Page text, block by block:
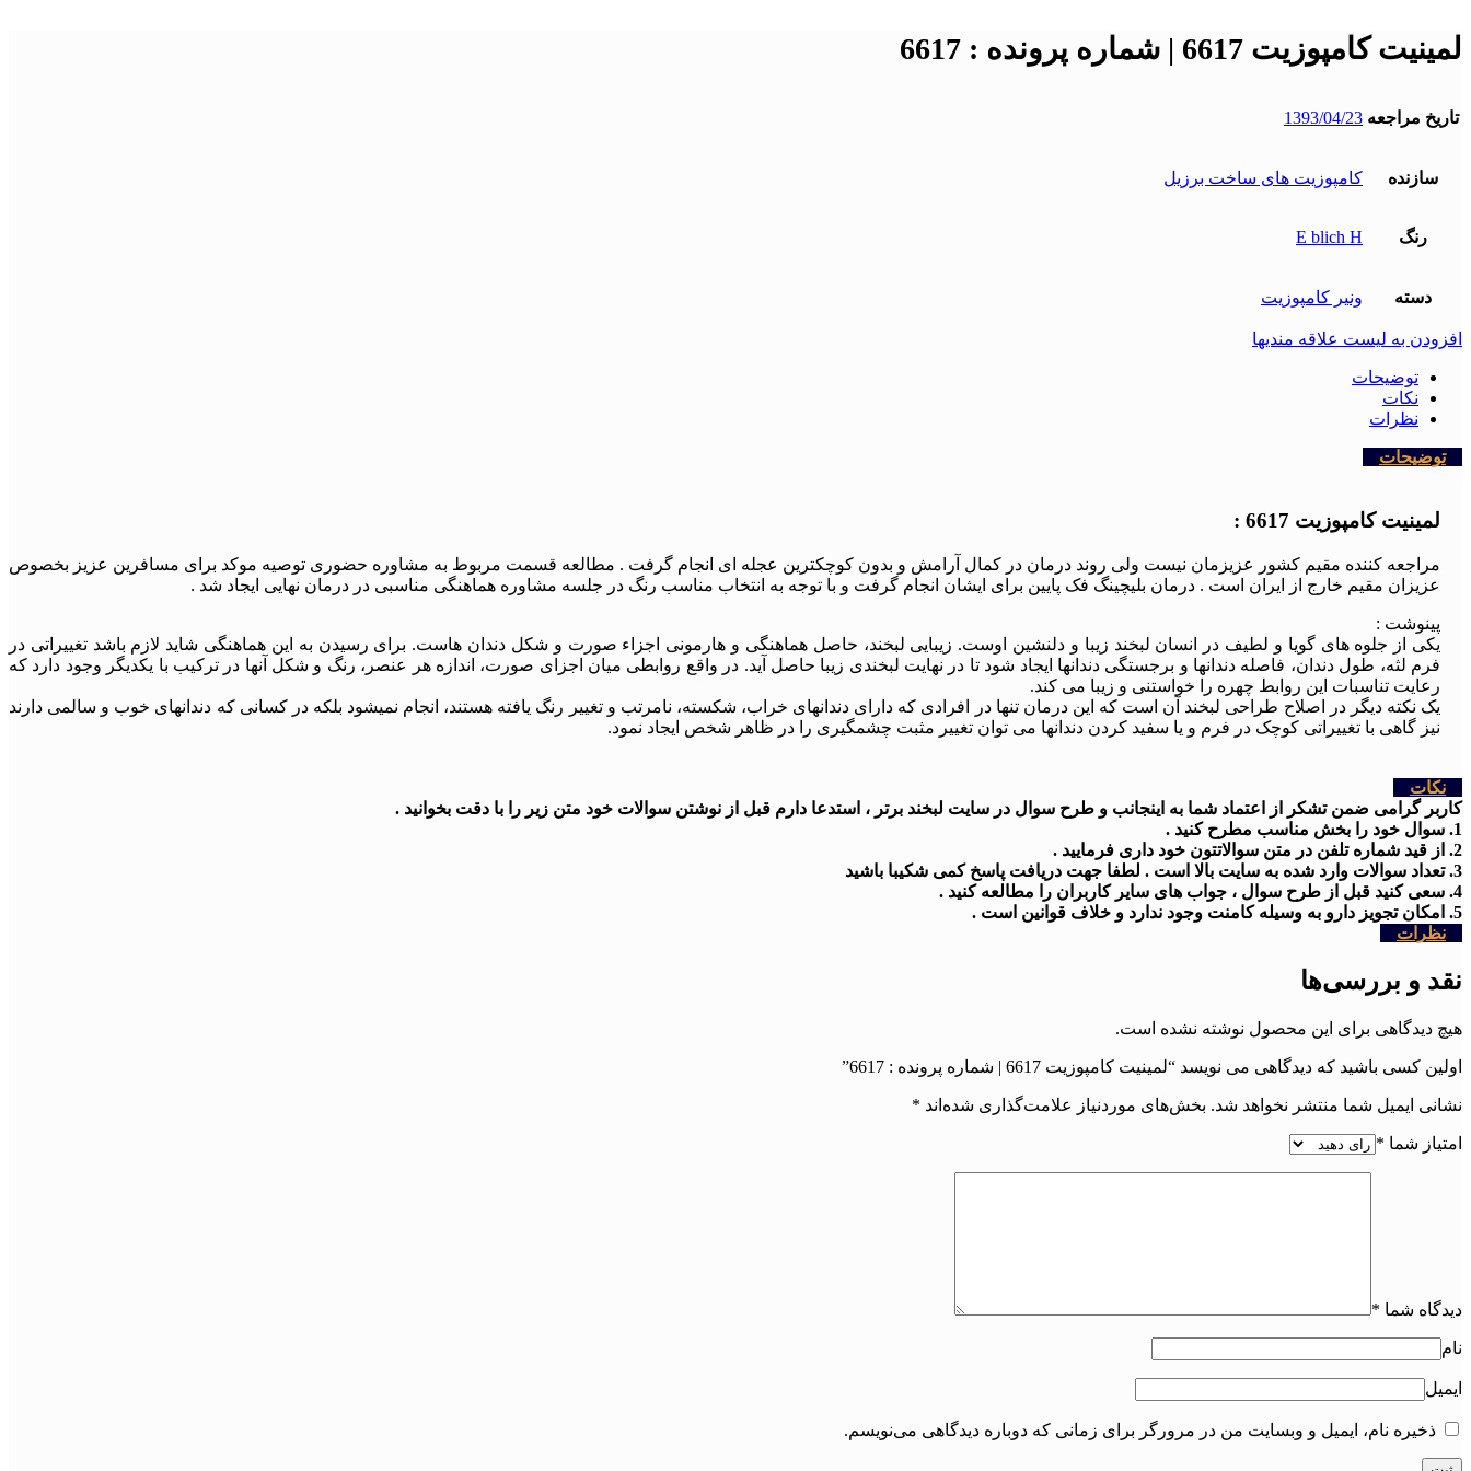
لمینیت کامپوزیت 6617 | شماره پرونده : 6617
تاریخ مراجعه 1393/04/23
سازنده کامپوزیت های ساخت برزیل
رنگ E blich H
دسته ونیر کامپوزیت
افزودن به لیست علاقه مندیها
توضیحات
نکات
نظرات
توضیحات
لمینیت کامپوزیت 6617 :
مراجعه کننده مقیم کشور عزیزمان نیست ولی روند درمان در کمال آرامش و بدون کوچکترین عجله ای انجام گرفت . مطالعه قسمت مربوط به مشاوره حضوری توصیه موکد برای مسافرین عزیز بخصوص
عزیزان مقیم خارج از ایران است . درمان بلیچینگ فک پایین برای ایشان انجام گرفت و با توجه به انتخاب مناسب رنگ در جلسه مشاوره هماهنگی مناسبی در درمان نهایی ایجاد شد .
پینوشت :
یکی از جلوه های گویا و لطیف در انسان لبخند زیبا و دلنشین اوست. زیبایی لبخند، حاصل هماهنگی و هارمونی اجزاء صورت و شکل دندان هاست. برای رسیدن به این هماهنگی شاید لازم باشد تغییراتی در
فرم لثه، طول دندان، فاصله دندانها و برجستگی دندانها ایجاد شود تا در نهایت لبخندی زیبا حاصل آید. در واقع روابطی میان اجزای صورت، اندازه هر عنصر، رنگ و شکل آنها در ترکیب با یکدیگر وجود دارد که
رعایت تناسبات این روابط چهره را خواستنی و زیبا می کند.
یک نکته دیگر در اصلاح طراحی لبخند آن است که این درمان تنها در افرادی که دارای دندانهای خراب، شکسته، نامرتب و تغییر رنگ یافته هستند، انجام نمیشود بلکه در کسانی که دندانهای خوب و سالمی دارند
نیز گاهی با تغییراتی کوچک در فرم و یا سفید کردن دندانها می توان تغییر مثبت چشمگیری را در ظاهر شخص ایجاد نمود.
نکات
کاربر گرامی ضمن تشکر از اعتماد شما به اینجانب و طرح سوال در سایت لبخند برتر ، استدعا دارم قبل از نوشتن سوالات خود متن زیر را با دقت بخوانید .
1. سوال خود را بخش مناسب مطرح کنید .
2. از قید شماره تلفن در متن سوالاتتون خود داری فرمایید .
3. تعداد سوالات وارد شده به سایت بالا است . لطفا جهت دریافت پاسخ کمی شکیبا باشید
4. سعی کنید قبل از طرح سوال ، جواب های سایر کاربران را مطالعه کنید .
5. امکان تجویز دارو به وسیله کامنت وجود ندارد و خلاف قوانین است .
نظرات
نقد و بررسی‌ها
هیچ دیدگاهی برای این محصول نوشته نشده است.
اولین کسی باشید که دیدگاهی می نویسد “لمینیت کامپوزیت 6617 | شماره پرونده : 6617”
نشانی ایمیل شما منتشر نخواهد شد. بخش‌های موردنیاز علامت‌گذاری شده‌اند *
امتیاز شما *
دیدگاه شما *
نام
ایمیل
ذخیره نام، ایمیل و وبسایت من در مرورگر برای زمانی که دوباره دیدگاهی می‌نویسم.